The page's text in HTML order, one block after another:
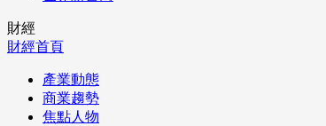
財經
財經首頁
產業動態
商業趨勢
焦點人物